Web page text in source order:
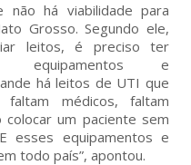
não há viabilidade para
Grosso. Segundo ele,
leitos, é preciso ter
equipamentos e
há leitos de UTI que
médicos, faltam
um paciente sem
esses equipamentos e
todo país”, apontou.